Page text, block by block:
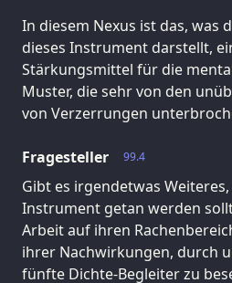
In diesem Nexus ist das, was
dieses Instrument darstellt,
Stärkungsmittel für die
Muster, die sehr von den
von Verzerrungen
99.4
Fragesteller
Gibt es irgendetwas
Instrument getan werden
Arbeit auf ihren
ihrer Nachwirkungen, durch
fünfte Dichte-Begleiter zu